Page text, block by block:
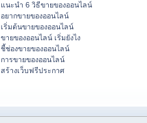
แนะนำ 6 วิธีขายของออนไลน์
อยากขายของออนไลน์
เริ่มต้นขายของออนไลน์
ขายของออนไลน์ เริ่มยังไง
ชี้ช่องขายของออนไลน์
การขายของออนไลน์
สร้างเว็บฟรีประกาศ